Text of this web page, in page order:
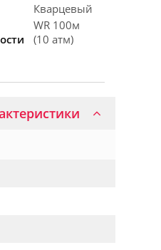
Кварцевый
WR 100м
(10 атм)